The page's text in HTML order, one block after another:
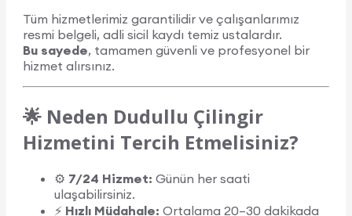
Tüm hizmetlerimiz garantilidir ve çalışanlarımız
resmi belgeli, adli sicil kaydı temiz ustalardır.
Bu sayede, tamamen güvenli ve profesyonel bir
hizmet alırsınız.
🌟 Neden Dudullu Çilingir
Hizmetini Tercih Etmelisiniz?
⚙️ 7/24 Hizmet: Günün her saati
ulaşabilirsiniz.
⚡ Hızlı Müdahale: Ortalama 20–30 dakikada